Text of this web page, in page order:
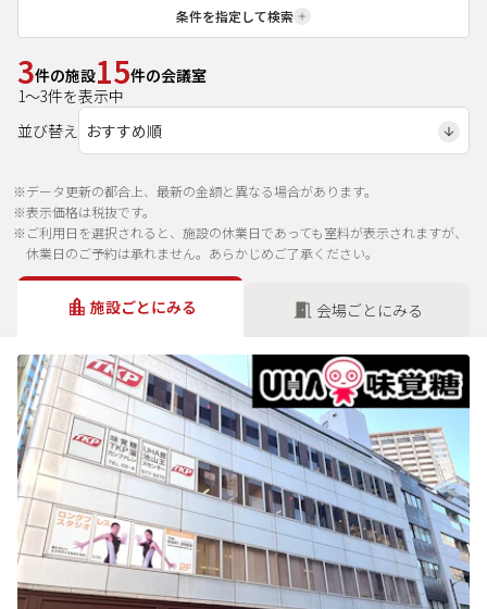
条件を指定して検索
3件の施設15件の会議室
1～3件を表示中
並び替え
※データ更新の都合上、最新の金額と異なる場合があります。
※表示価格は税抜です。
※ご利用日を選択されると、施設の休業日であっても室料が表示されますが、
休業日のご予約は承れません。あらかじめご了承ください。
施設ごとにみる 会場ごとにみる